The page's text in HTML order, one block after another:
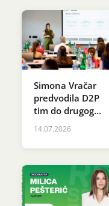
Simona Vračar
predvodila D2P
tim do drugog
mesta u programu
Accelerator
14.07.2026